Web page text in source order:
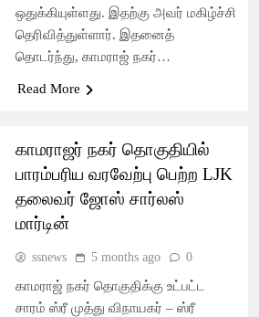
ஒதுக்கியுள்ளது. இதற்கு அவர் மகிழ்ச்சி
தெரிவித்துள்ளார். இதனைத்
தொடர்ந்து, காமராஜ் நகர்…
Read More
காமராஜர் நகர் தொகுதியில்
பாரம்பரிய வரவேற்பு பெற்ற LJK
தலைவர் ஜோஸ் சார்லஸ்
மார்டின்
ssnews 5 months ago 0
காமராஜ் நகர் தொகுதிக்கு உட்பட்ட
சாரம் ஸ்ரீ முத்து விநாயகர் – ஸ்ரீ